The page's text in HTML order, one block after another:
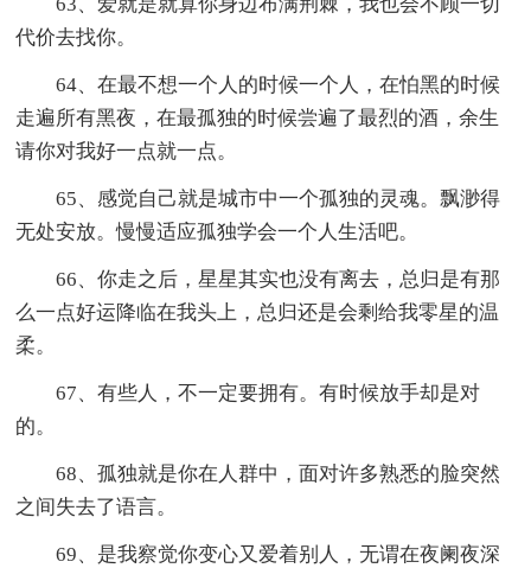
代价去找你。
64、在最不想一个人的时候一个人，在怕黑的时候
走遍所有黑夜，在最孤独的时候尝遍了最烈的酒，余生
请你对我好一点就一点。
65、感觉自己就是城市中一个孤独的灵魂。飘渺得
无处安放。慢慢适应孤独学会一个人生活吧。
66、你走之后，星星其实也没有离去，总归是有那
么一点好运降临在我头上，总归还是会剩给我零星的温
柔。
67、有些人，不一定要拥有。有时候放手却是对
的。
68、孤独就是你在人群中，面对许多熟悉的脸突然
之间失去了语言。
69、是我察觉你变心又爱着别人，无谓在夜阑夜深